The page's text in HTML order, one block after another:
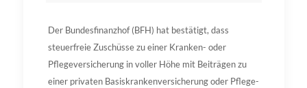
Der Bundesfinanzhof (BFH) hat bestätigt, dass
steuerfreie Zuschüsse zu einer Kranken- oder
Pflegeversicherung in voller Höhe mit Beiträgen zu
einer privaten Basiskrankenversicherung oder Pflege-